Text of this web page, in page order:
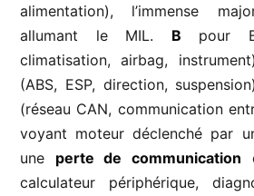
alimentation), l’immense
allumant le MIL. B pour
climatisation, airbag,
(ABS, ESP, direction,
(réseau CAN, communication
voyant moteur déclenché par
une perte de communication
calculateur périphérique,